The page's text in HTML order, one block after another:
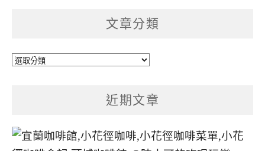
文章分類
文
近期文章